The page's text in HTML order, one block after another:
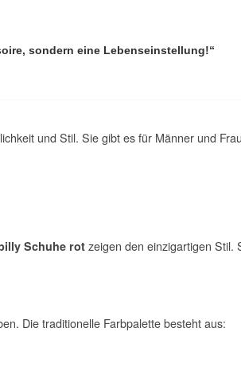
sondern eine Lebenseinstellung!“
und Stil. Sie gibt es für Männer und
Schuhe rotzeigen den einzigartigen Stil.
Die traditionelle Farbpalette besteht aus: